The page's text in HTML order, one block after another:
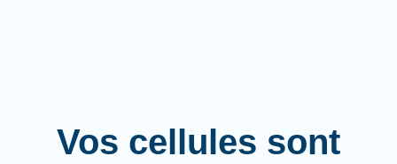
Vos cellules sont